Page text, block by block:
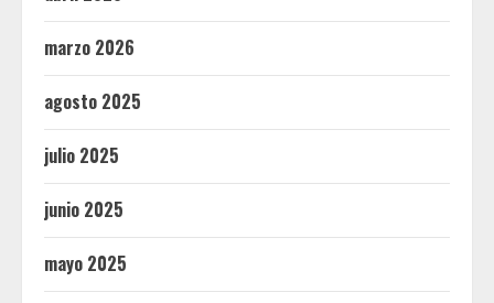
marzo 2026
agosto 2025
julio 2025
junio 2025
mayo 2025